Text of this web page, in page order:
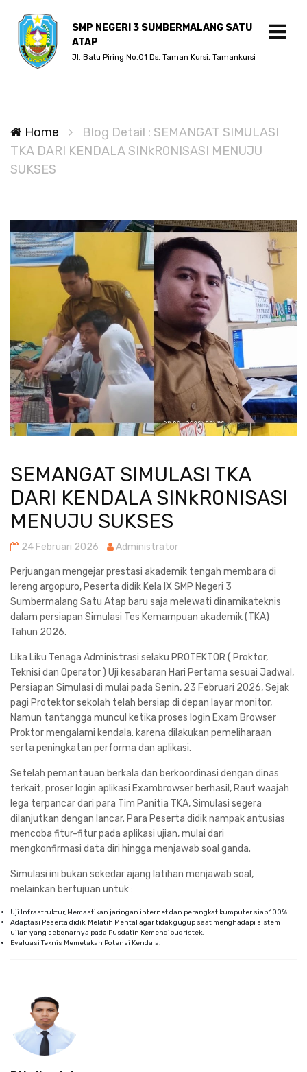
SMP NEGERI 3 SUMBERMALANG SATU
ATAP
Jl. Batu Piring No.01 Ds. Taman Kursi, Tamankursi
Home
Blog Detail : SEMANGAT SIMULASI
TKA DARI KENDALA SINkR0NISASI MENUJU
SUKSES
SEMANGAT SIMULASI TKA
DARI KENDALA SINkR0NISASI
MENUJU SUKSES
24 Februari 2026 Administrator
Perjuangan mengejar prestasi akademik tengah membara di
lereng argopuro, Peserta didik Kela IX SMP Negeri 3
Sumbermalang Satu Atap baru saja melewati dinamikateknis
dalam persiapan Simulasi Tes Kemampuan akademik (TKA)
Tahun 2026.
Lika Liku Tenaga Administrasi selaku PROTEKTOR ( Proktor,
Teknisi dan Operator ) Uji kesabaran Hari Pertama sesuai Jadwal,
Persiapan Simulasi di mulai pada Senin, 23 Februari 2026, Sejak
pagi Protektor sekolah telah bersiap di depan layar monitor,
Namun tantangga muncul ketika proses login Exam Browser
Proktor mengalami kendala. karena dilakukan pemeliharaan
serta peningkatan performa dan aplikasi.
Setelah pemantauan berkala dan berkoordinasi dengan dinas
terkait, proser login aplikasi Exambrowser berhasil, Raut waajah
lega terpancar dari para Tim Panitia TKA, Simulasi segera
dilanjutkan dengan lancar. Para Peserta didik nampak antusias
mencoba fitur-fitur pada aplikasi ujian, mulai dari
mengkonfirmasi data diri hingga menjawab soal ganda.
Simulasi ini bukan sekedar ajang latihan menjawab soal,
melainkan bertujuan untuk :
Uji Infrastruktur, Memastikan jaringan internet dan perangkat kumputer siap 100%.
Adaptasi Peserta didik, Melatih Mental agar tidak gugup saat menghadapi sistem
ujian yang sebenarnya pada Pusdatin Kemendibudristek.
Evaluasi Teknis Memetakan Potensi Kendala.